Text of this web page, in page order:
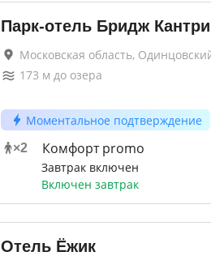
Парк-отель Бридж Кантри
Московская область,
173 м до озера
Моментальное подтверждение
×2 Комфорт promo
Завтрак включен
Включен завтрак
Отель Ёжик